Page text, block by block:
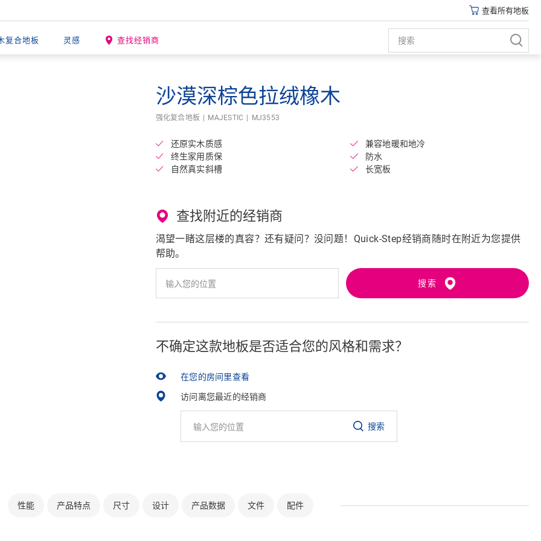
复合地板 灵感 查找经销商
查看所有地板
Open image in lightbox
沙漠深棕色拉绒橡木
强化复合地板 MAJESTIC MJ3553
还原实木质感
终生家用质保
自然真实斜槽
兼容地暖和地冷
防水
长宽板
查找附近的经销商
渴望一睹这层楼的真容？还有疑问？没问题！Quick-Step经销商随时在附近为您提供
帮助。
搜索
不确定这款地板是否适合您的风格和需求？
在您的房间里查看
访问离您最近的经销商
搜索
性能 产品特点 尺寸 设计 产品数据 文件 配件